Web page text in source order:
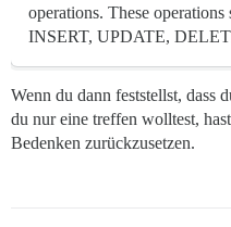
operations. These
INSERT, UPDATE,
Wenn du dann feststellst, dass
du nur eine treffen wolltest,
Bedenken zurückzusetzen.